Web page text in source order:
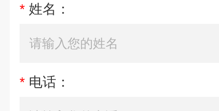
* 姓名：
* 电话：